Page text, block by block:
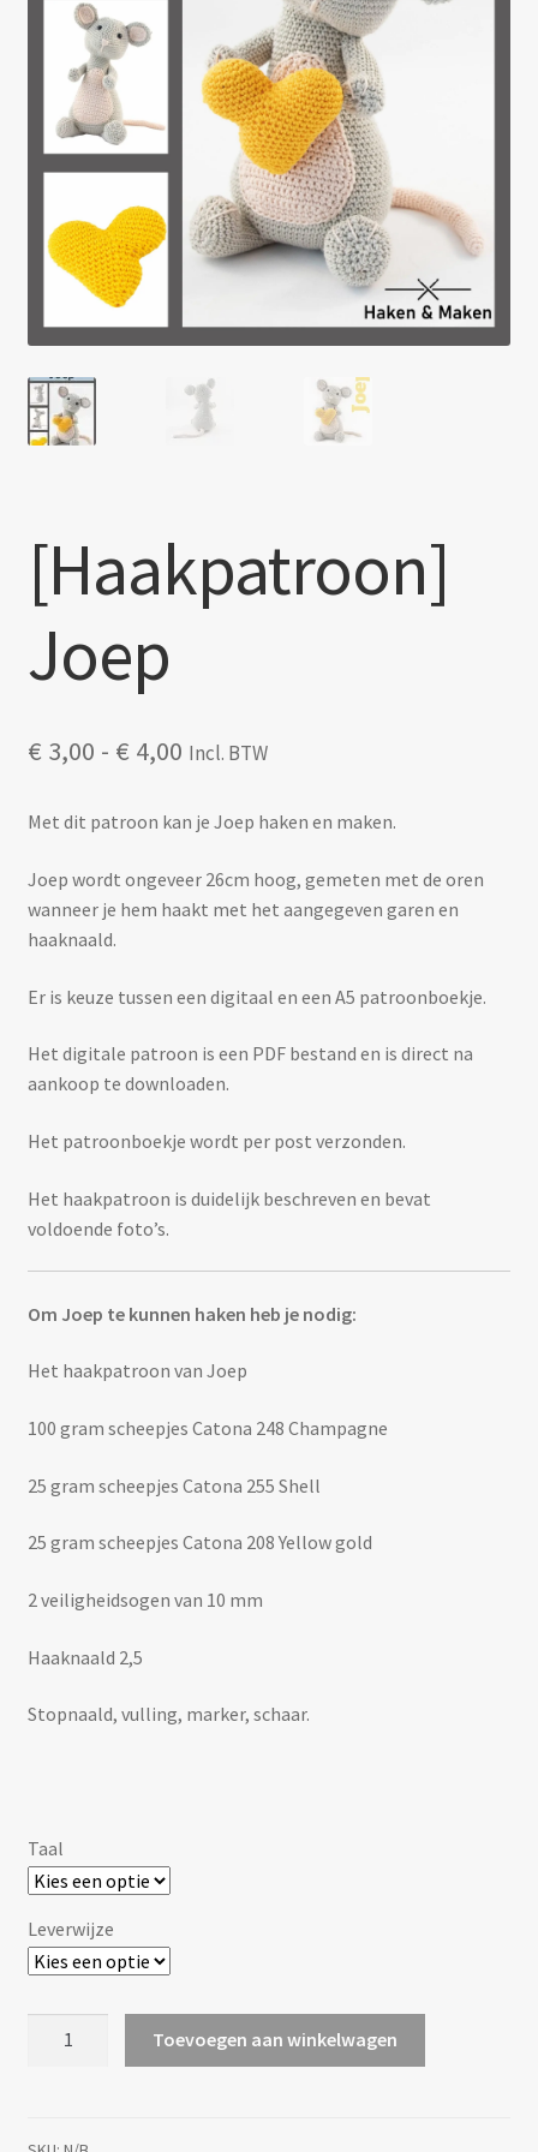
Mijn account
[Haakpatroon]
Joep
€ 3,00 - € 4,00Prijsklasse:
tot
€ 4,00
Incl. BTW
Met dit patroon kan je Joep haken en maken.
Joep wordt ongeveer 26cm hoog, gemeten met de oren
wanneer je hem haakt met het aangegeven garen en
haaknaald.
Er is keuze tussen een digitaal en een A5 patroonboekje.
Het digitale patroon is een PDF bestand en is direct na
aankoop te downloaden.
Het patroonboekje wordt per post verzonden.
Het haakpatroon is duidelijk beschreven en bevat
voldoende foto’s.
Om Joep te kunnen haken heb je nodig:
Het haakpatroon van Joep
100 gram scheepjes Catona 248 Champagne
25 gram scheepjes Catona 255 Shell
25 gram scheepjes Catona 208 Yellow gold
2 veiligheidsogen van 10 mm
Haaknaald 2,5
Stopnaald, vulling, marker, schaar.
Taal
Leverwijze
Toevoegen aan winkelwagen